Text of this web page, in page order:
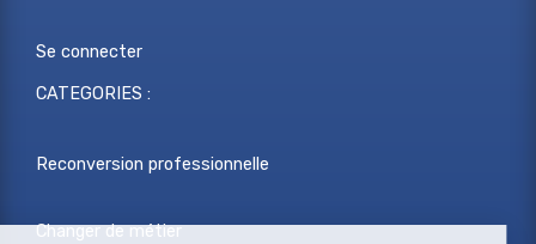
Se connecter
CATEGORIES :
Reconversion professionnelle
Changer de métier